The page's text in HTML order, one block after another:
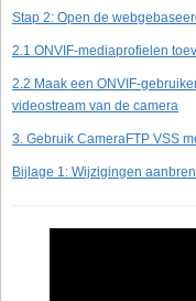
Stap 2: Open de
2.1 ONVIF-mediaprofielen
2.2 Maak een ONVIF-
videostream van de camera
3. Gebruik CameraFTP VSS
Bijlage 1: Wijzigingen